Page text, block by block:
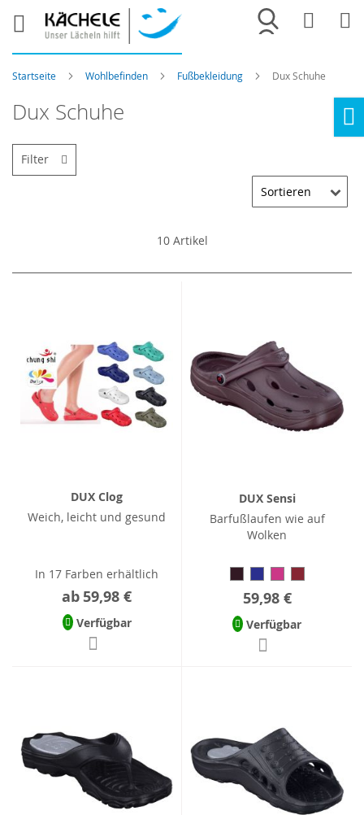
Merkliste
Startseite Wohlbefinden Fußbekleidung Dux Schuhe
Dux Schuhe
10Artikel
DUX Clog
Weich, leicht und gesund
In 17 Farben erhältlich
ab 59,98 €
Verfügbar
DUX Sensi
Barfußlaufen wie auf
Wolken
59,98 €
Verfügbar
Filter